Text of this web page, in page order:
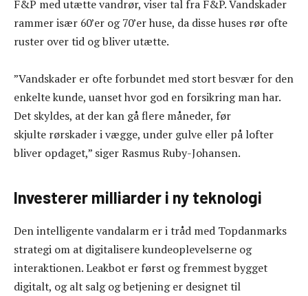
F&P med utætte vandrør, viser tal fra F&P. Vandskader
rammer især 60’er og 70’er huse, da disse huses rør ofte
ruster over tid og bliver utætte.
”Vandskader er ofte forbundet med stort besvær for den
enkelte kunde, uanset hvor god en forsikring man har.
Det skyldes, at der kan gå flere måneder, før
skjulte rørskader i vægge, under gulve eller på lofter
bliver opdaget,” siger Rasmus Ruby-Johansen.
Investerer milliarder i ny teknologi
Den intelligente vandalarm er i tråd med Topdanmarks
strategi om at digitalisere kundeoplevelserne og
interaktionen. Leakbot er først og fremmest bygget
digitalt, og alt salg og betjening er designet til